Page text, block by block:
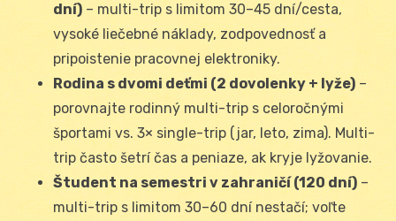
dní) – multi-trip s limitom 30–45 dní/cesta,
vysoké liečebné náklady, zodpovednosť a
pripoistenie pracovnej elektroniky.
Rodina s dvomi deťmi (2 dovolenky + lyže) –
porovnajte rodinný multi-trip s celoročnými
športami vs. 3× single-trip (jar, leto, zima). Multi-
trip často šetrí čas a peniaze, ak kryje lyžovanie.
Študent na semestri v zahraničí (120 dní) –
multi-trip s limitom 30–60 dní nestačí; voľte